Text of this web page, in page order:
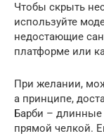
Чтобы скрыть
используйте
недостающие
платформе или
При желании,
а принципе,
Барби –
прямой челкой.